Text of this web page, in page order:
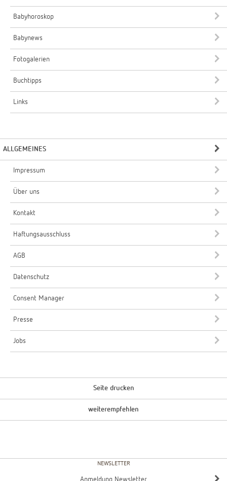
Babyhoroskop
Babynews
Fotogalerien
Buchtipps
Links
ALLGEMEINES
Impressum
Über uns
Kontakt
Haftungsausschluss
AGB
Datenschutz
Consent Manager
Presse
Jobs
Seite drucken
weiterempfehlen
NEWSLETTER